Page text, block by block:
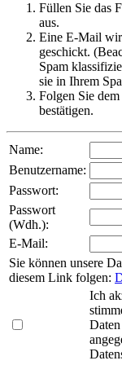
Füllen Sie das
aus.
Eine E-Mail
geschickt.
Spam
sie in Ihrem
Folgen Sie
bestätigen.
Name:
Benutzername:
Passwort:
Passwort
(Wdh.):
E-Mail:
Sie können unsere
diesem Link folgen:
Ich